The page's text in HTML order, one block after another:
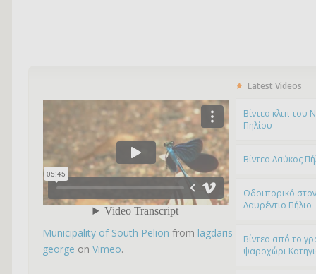
Municipality of South Pelion from lagdaris
george on Vimeo.
Latest Videos
Bίντεο κλιπ του
Πηλίου
Βίντεο Λαύκος
Οδοιπορικό
Λαυρέντιο Πήλιο
Βίντεο από το
ψαροχώρι